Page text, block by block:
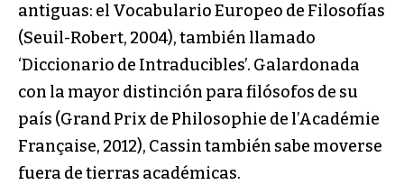
antiguas: el Vocabulario Europeo de Filosofías
(Seuil-Robert, 2004), también llamado
‘Diccionario de Intraducibles’. Galardonada
con la mayor distinción para filósofos de su
país (Grand Prix de Philosophie de l’Académie
Française, 2012), Cassin también sabe moverse
fuera de tierras académicas.